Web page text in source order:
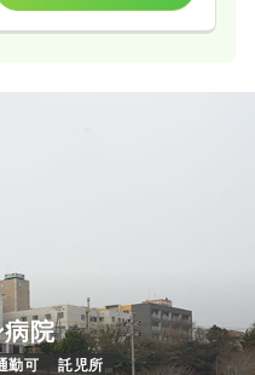
院
勤可 託児所